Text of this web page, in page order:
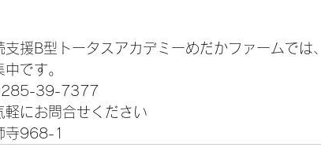
支援B型トータスアカデミーめだかファームでは、
です。
39-7377
軽にお問合せください
寺968-1